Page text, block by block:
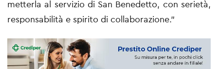
metterla al servizio di San Benedetto, con serietà,
responsabilità e spirito di collaborazione.”